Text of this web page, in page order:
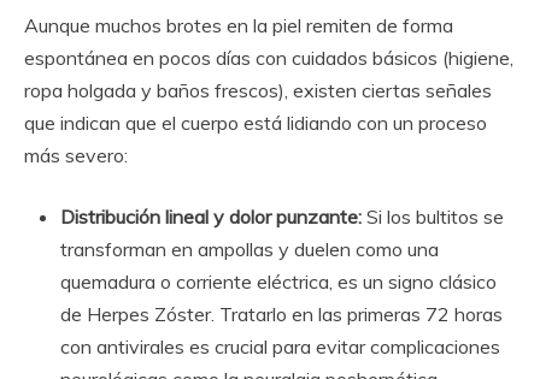
Aunque muchos brotes en la piel remiten de forma
espontánea en pocos días con cuidados básicos (higiene,
ropa holgada y baños frescos), existen ciertas señales
que indican que el cuerpo está lidiando con un proceso
más severo:
Distribución lineal y dolor punzante: Si los bultitos se
transforman en ampollas y duelen como una
quemadura o corriente eléctrica, es un signo clásico
de Herpes Zóster. Tratarlo en las primeras 72 horas
con antivirales es crucial para evitar complicaciones